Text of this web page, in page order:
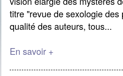
titre "revue de sexologie
qualité des auteurs, tous...
En savoir +